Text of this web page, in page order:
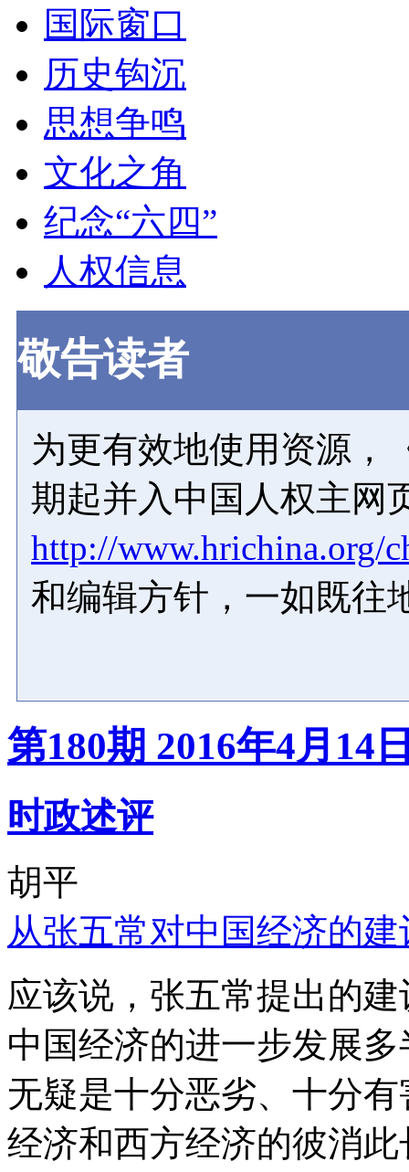
国际窗口
历史钩沉
思想争鸣
文化之角
纪念“六四”
人权信息
敬告读者
为更有效地使用资源，
期起并入中国人权主网
http://www.hrichina.org/
和编辑方针，一如既往
第180期 2016年4月14
时政述评
胡平
从张五常对中国经济的
应该说，张五常提出的
中国经济的进一步发展
无疑是十分恶劣、十分
经济和西方经济的彼消